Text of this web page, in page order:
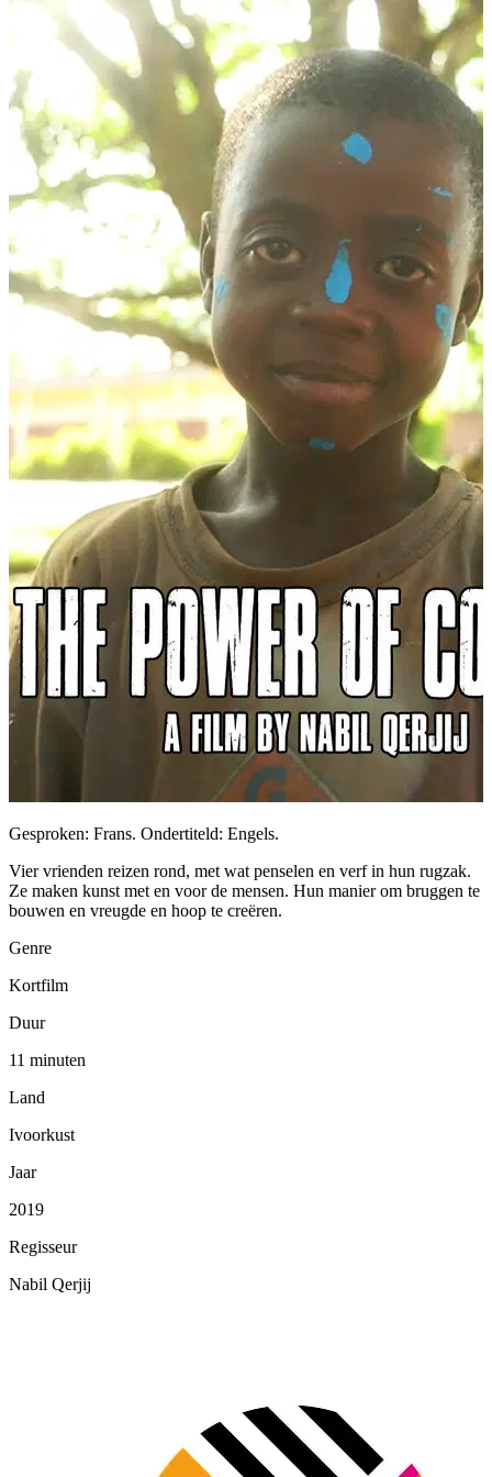
Gesproken: Frans. Ondertiteld: Engels.
Vier vrienden reizen rond, met wat penselen en verf in hun rugzak.
Ze maken kunst met en voor de mensen. Hun manier om bruggen te
bouwen en vreugde en hoop te creëren.
Genre
Kortfilm
Duur
11 minuten
Land
Ivoorkust
Jaar
2019
Regisseur
Nabil Qerjij